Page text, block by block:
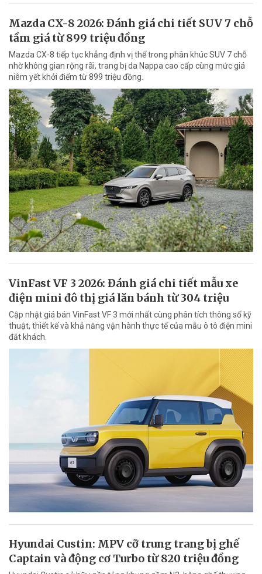
Mazda CX-8 2026: Đánh giá chi tiết SUV 7 chỗ
tầm giá từ 899 triệu đồng
Mazda CX-8 tiếp tục khẳng định vị thế trong phân khúc SUV 7 chỗ
nhờ không gian rộng rãi, trang bị da Nappa cao cấp cùng mức giá
niêm yết khởi điểm từ 899 triệu đồng.
VinFast VF 3 2026: Đánh giá chi tiết mẫu xe
điện mini đô thị giá lăn bánh từ 304 triệu
Cập nhật giá bán VinFast VF 3 mới nhất cùng phân tích thông số kỹ
thuật, thiết kế và khả năng vận hành thực tế của mẫu ô tô điện mini
đắt khách.
Hyundai Custin: MPV cỡ trung trang bị ghế
Captain và động cơ Turbo từ 820 triệu đồng